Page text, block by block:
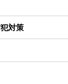
対策